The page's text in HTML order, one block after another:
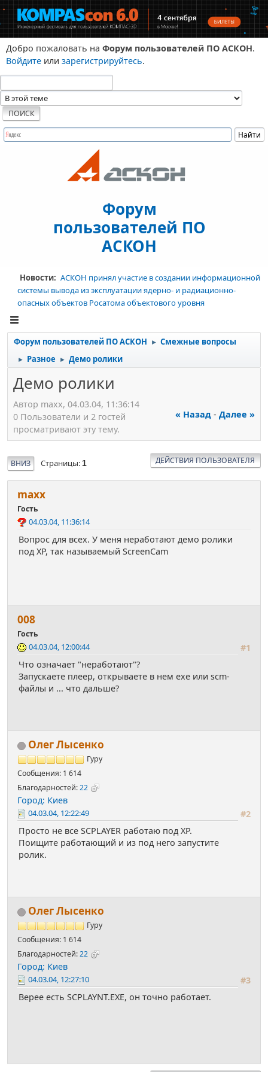
Добро пожаловать на Форум пользователей ПО АСКОН.
Войдите или зарегистрируйтесь.
Форум
пользователей ПО
АСКОН
Новости: АСКОН принял участие в создании информационной
системы вывода из эксплуатации ядерно- и радиационно-
опасных объектов Росатома объектового уровня
Форум пользователей ПО АСКОН ► Смежные вопросы
► Разное ► Демо ролики
Демо ролики
Автор maxx, 04.03.04, 11:36:14
« Назад - Далее »
0 Пользователи и 2 гостей
просматривают эту тему.
ВНИЗ Страницы 1 ДЕЙСТВИЯ ПОЛЬЗОВАТЕЛЯ
maxx
Гость
04.03.04, 11:36:14
Вопрос для всех. У меня неработают демо ролики
под ХР, так называемый ScreenCam
008
Гость
#1
04.03.04, 12:00:44
Что означает "неработают"?
Запускаете плеер, открываете в нем exe или scm-
файлы и ... что дальше?
Олег Лысенко
Гуру
Сообщения: 1 614
Благодарностей:22
Город: Киев
#2
04.03.04, 12:22:49
Просто не все SCPLAYER работаю под XP.
Поищите работающий и из под него запустите
ролик.
Олег Лысенко
Гуру
Сообщения: 1 614
Благодарностей:22
Город: Киев
#3
04.03.04, 12:27:10
Верее есть SCPLAYNT.EXE, он точно работает.